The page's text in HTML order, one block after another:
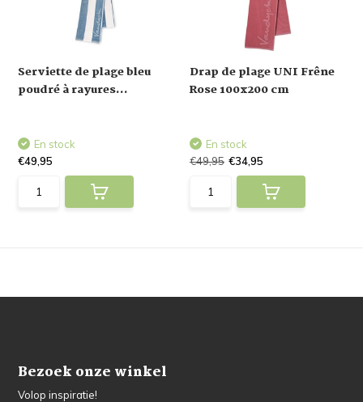
Serviette de plage bleu
poudré à rayures...
En stock
€49,95
Drap de plage UNI Frêne
Rose 100x200 cm
En stock
€49,95 €34,95
Bezoek onze winkel
Volop inspiratie!